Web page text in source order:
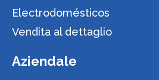
Electrodomésticos
Vendita al dettaglio
Aziendale